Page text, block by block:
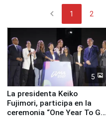
chevron_left 1 2
5
La presidenta Keiko
Fujimori, participa en la
ceremonia “One Year To Go